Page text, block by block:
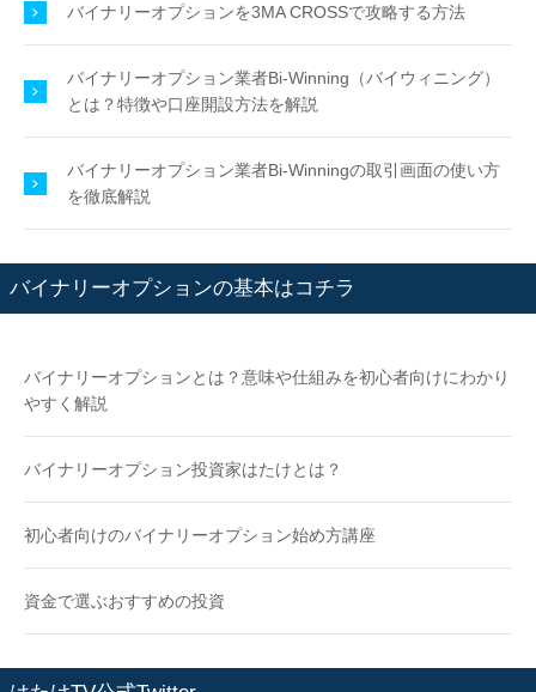
バイナリーオプションを3MA CROSSで攻略する方法
バイナリーオプション業者Bi-Winning（バイウィニング）
とは？特徴や口座開設方法を解説
バイナリーオプション業者Bi-Winningの取引画面の使い方
を徹底解説
バイナリーオプションの基本はコチラ
バイナリーオプションとは？意味や仕組みを初心者向けにわかり
やすく解説
バイナリーオプション投資家はたけとは？
初心者向けのバイナリーオプション始め方講座
資金で選ぶおすすめの投資